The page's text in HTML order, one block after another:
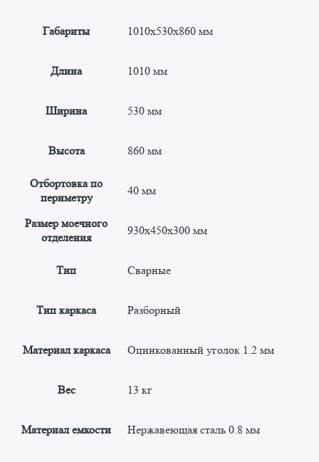
Габариты 1010x530x860 мм
Длина 1010 мм
Ширина 530 мм
Высота 860 мм
Отбортовка по
периметру
40 мм
Размер моечного
отделения
930x450x300 мм
Тип Сварные
Тип каркаса Разборный
Материал каркаса Оцинкованный уголок 1.2 мм
Вес 13 кг
Материал емкости Нержавеющая сталь 0.8 мм